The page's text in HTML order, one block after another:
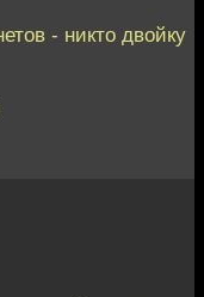
- никто двойку